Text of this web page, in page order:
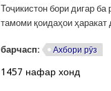
Тоҷикистон бори дигар
тамоми қоидаҳои ҳаракат
барчасп: Ахбори рӯз
1457 нафар хонд